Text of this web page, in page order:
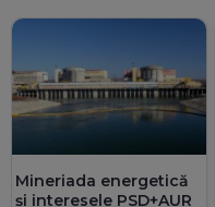
Mineriada energetică
și interesele PSD+AUR